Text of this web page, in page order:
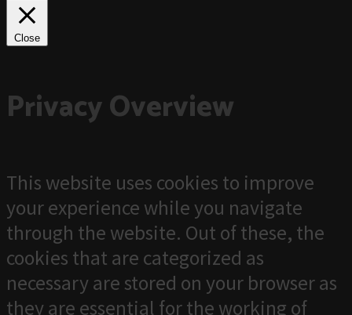
Close
Privacy Overview
This website uses cookies to improve
your experience while you navigate
through the website. Out of these, the
cookies that are categorized as
necessary are stored on your browser as
they are essential for the working of